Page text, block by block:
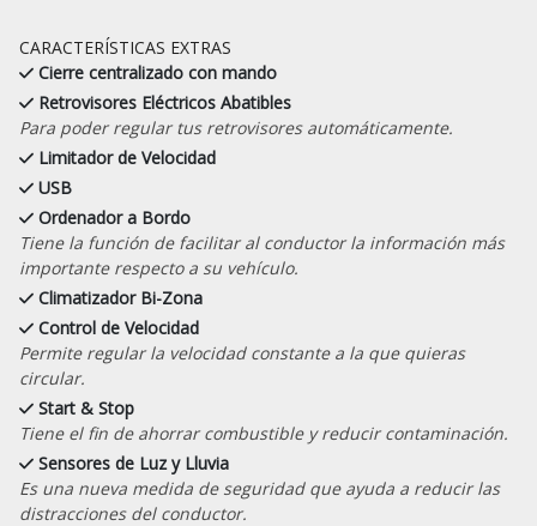
CARACTERÍSTICAS EXTRAS
Cierre centralizado con mando
Retrovisores Eléctricos Abatibles
Para poder regular tus retrovisores automáticamente.
Limitador de Velocidad
USB
Ordenador a Bordo
Tiene la función de facilitar al conductor la información más
importante respecto a su vehículo.
Climatizador Bi-Zona
Control de Velocidad
Permite regular la velocidad constante a la que quieras
circular.
Start & Stop
Tiene el fin de ahorrar combustible y reducir contaminación.
Sensores de Luz y Lluvia
Es una nueva medida de seguridad que ayuda a reducir las
distracciones del conductor.